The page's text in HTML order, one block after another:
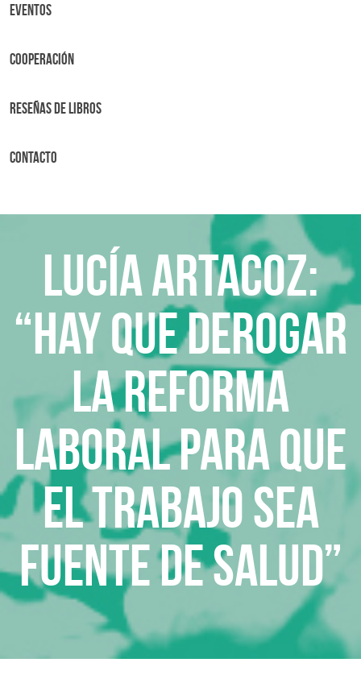
Eventos
Cooperación
Reseñas de libros
Contacto
Lucía Artacoz:
“Hay que derogar
la reforma
laboral para que
el trabajo sea
fuente de salud”